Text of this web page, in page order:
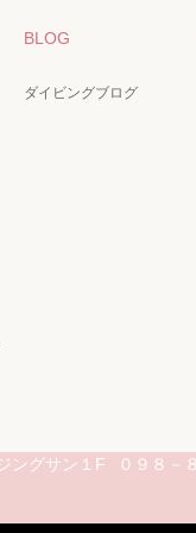
BLOG
ダイビングブログ
ングサン１F ０９８－